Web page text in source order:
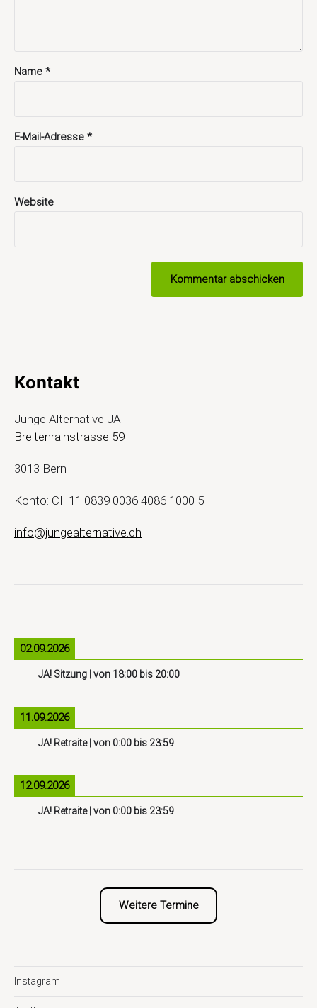
Name *
E-Mail-Adresse *
Website
Kontakt
Junge Alternative JA!
Breitenrainstrasse 59
3013 Bern
Konto: CH11 0839 0036 4086 1000 5
info@jungealternative.ch
02.09.2026
JA! Sitzung | von 18:00 bis 20:00
11.09.2026
JA! Retraite| von 0:00 bis 23:59
12.09.2026
JA! Retraite| von 0:00 bis 23:59
Weitere Termine
Instagram